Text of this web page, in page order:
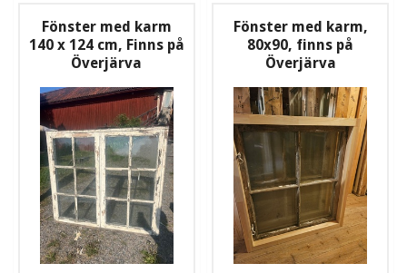
Fönster med karm
140 x 124 cm, Finns på
Överjärva
Fönster med karm,
80x90, finns på
Överjärva